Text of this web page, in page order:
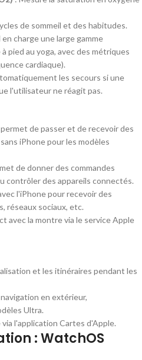
de sommeil et des habitudes.
en charge une large gamme
pied au yoga, avec des métriques
cardiaque).
les secours si une
l'utilisateur ne réagit pas.
de passer et de recevoir des
iPhone pour les modèles
de donner des commandes
contrôler des appareils connectés.
l'iPhone pour recevoir des
réseaux sociaux, etc.
avec la montre via le service Apple
et les itinéraires pendant les
en extérieur,
Ultra.
l'application Cartes d'Apple.
: WatchOS